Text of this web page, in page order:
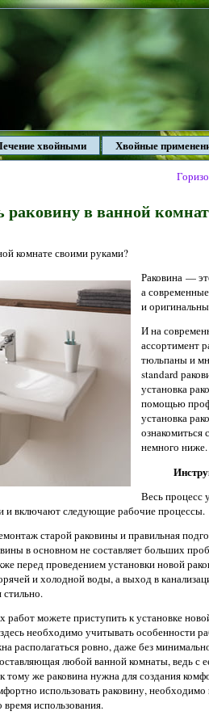
хвойными Хвойные
раковину в ванной
комнате своими руками?
Раковина —
а
и
И на
ассортимент
тюльпаны и
standard
установка
помощью
установка
ознакомиться
немного ниже.
Весь процесс
и включают следующие рабочие процессы.
старой раковины и правильная
в основном не составляет больших
перед проведением установки новой
и холодной воды, а выход в
стильно.
можете приступить к установке
необходимо учитывать особенности
располагаться ровно, даже без
любой ванной комнаты, ведь с
тому же раковина нужна для создания
использовать раковину, необходимо
время использования.